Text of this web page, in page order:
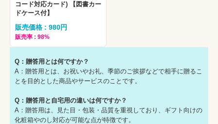
コード対応カード) 【図書カー
ドケース付】
販売価格 : 980円
販売率 : 98%
Q：贈答用とは何ですか？
A：贈答用とは、お祝いやお礼、季節のご挨拶などで相手に贈るこ
とを目的とした商品やサービスのことです。
Q：贈答用と自宅用の違いは何ですか？
A：贈答用は、見た目・包装・品質を重視しており、ギフト向けの
化粧箱やのし対応が可能な点が特徴です。